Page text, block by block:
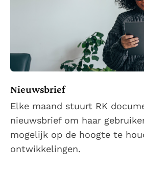
Nieuwsbrief
Elke maand stuurt RK
nieuwsbrief om haar
mogelijk op de hoogte te
ontwikkelingen.